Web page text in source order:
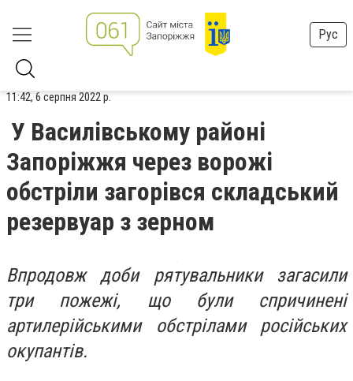
Рус
11:42, 6 серпня 2022 р.
У Василівському районі
Запоріжжя через ворожі
обстріли загорівся складський
резервуар з зерном
Впродовж доби рятувальники загасили
три пожежі, що були спричинені
артилерійськими обстрілами російських
окупантів.